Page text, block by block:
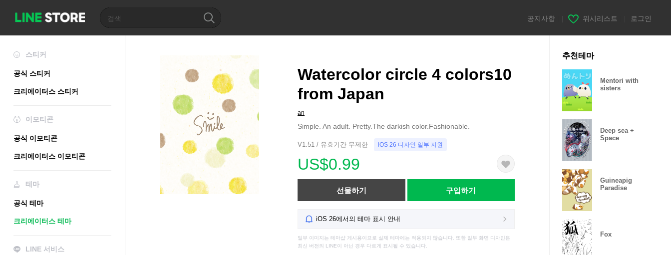
공지사항 위시리스트 로그인
스티커
공식 스티커
크리에이터스 스티커
이모티콘
공식 이모티콘
크리에이터스 이모티콘
테마
공식 테마
크리에이터스 테마
LINE 서비스
Watercolor circle 4 colors10
from Japan
an
Simple. An adult. Pretty.The darkish color.Fashionable.
V1.51 / 유효기간 무제한 iOS 26 디자인 일부 지원
US$0.99
선물하기 구입하기
iOS 26에서의 테마 표시 안내
일부 이미지는 테마샵 게시용이므로 실제 테마에는 적용되지 않습니다. 또한 일부 화면 디자인은
최신 버전의 LINE이 아닌 경우 다르게 표시될 수 있습니다.
추천테마
Mentori with
sisters
Deep sea +
Space
Guineapig
Paradise
Fox